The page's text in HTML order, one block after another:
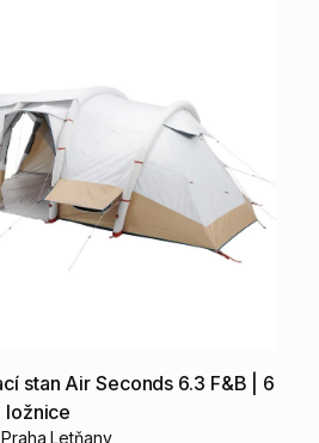
stan Air Seconds 6.3 F&B
6
ložnice
Letňany